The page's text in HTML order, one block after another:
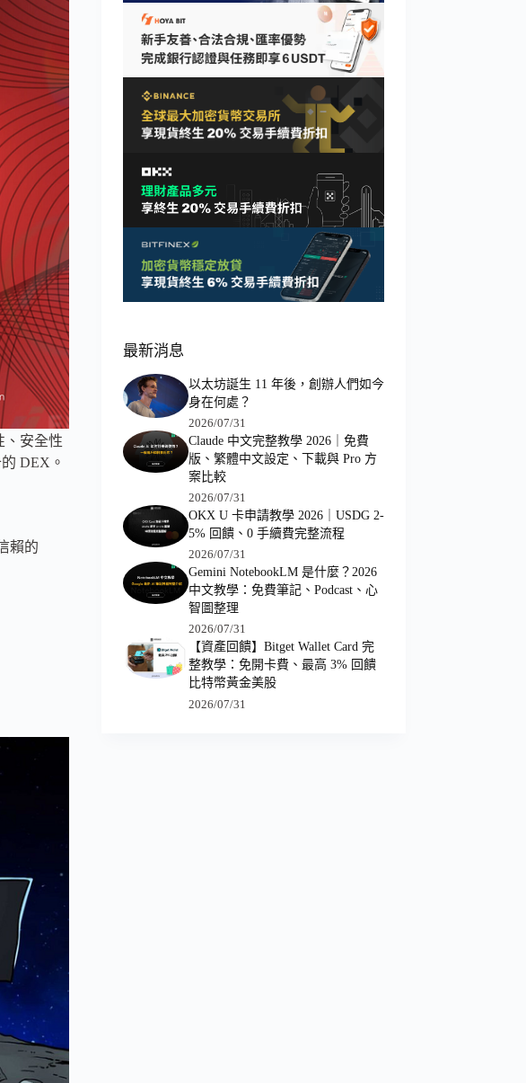
、安全性
DEX。
賴的
最新消息
以太坊誕生 11 年後，創辦人們如今
身在何處？
2026/07/31
Claude 中文完整教學 2026｜免費
版、繁體中文設定、下載與 Pro 方
案比較
2026/07/31
OKX U 卡申請教學 2026｜USDG 2-
5% 回饋、0 手續費完整流程
2026/07/31
Gemini NotebookLM 是什麼？2026
中文教學：免費筆記、Podcast、心
智圖整理
2026/07/31
【資產回饋】Bitget Wallet Card 完
整教學：免開卡費、最高 3% 回饋
比特幣黃金美股
2026/07/31